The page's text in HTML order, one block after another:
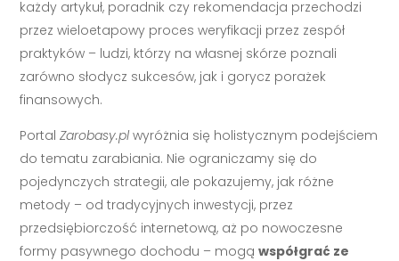
każdy artykuł, poradnik czy rekomendacja przechodzi
przez wieloetapowy proces weryfikacji przez zespół
praktyków – ludzi, którzy na własnej skórze poznali
zarówno słodycz sukcesów, jak i gorycz porażek
finansowych.
PortalZarobasy.pl wyróżnia się holistycznym podejściem
do tematu zarabiania. Nie ograniczamy się do
pojedynczych strategii, ale pokazujemy, jak różne
metody – od tradycyjnych inwestycji, przez
przedsiębiorczość internetową, aż po nowoczesne
formy pasywnego dochodu – mogąwspółgrać ze